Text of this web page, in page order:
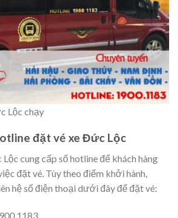
Lộc chạy
đặt vé xe Đức Lộc
cung cấp số hotline để khách hàng
đặt vé. Tùy theo điểm khởi hành,
hệ số điện thoại dưới đây để đặt vé:
1183